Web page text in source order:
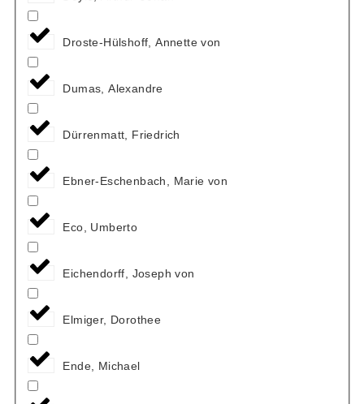
Droste-Hülshoff, Annette von
Dumas, Alexandre
Dürrenmatt, Friedrich
Ebner-Eschenbach, Marie von
Eco, Umberto
Eichendorff, Joseph von
Elmiger, Dorothee
Ende, Michael